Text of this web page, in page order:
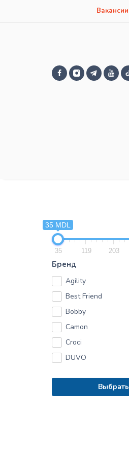
Вакансии
35 MDL
35 119 203
Бренд
Agility
Best Friend
Bobby
Camon
Croci
DUVO
Выбрать